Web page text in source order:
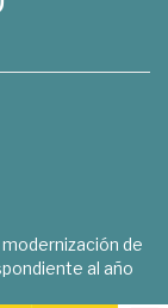
de
al año